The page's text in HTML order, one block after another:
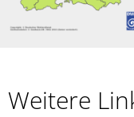
Weitere